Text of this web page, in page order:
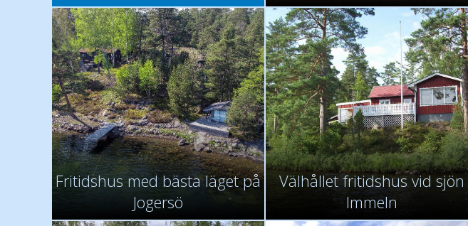
Fritidshus med bästa läget på
Jogersö
Välhållet fritidshus vid sjön
Immeln